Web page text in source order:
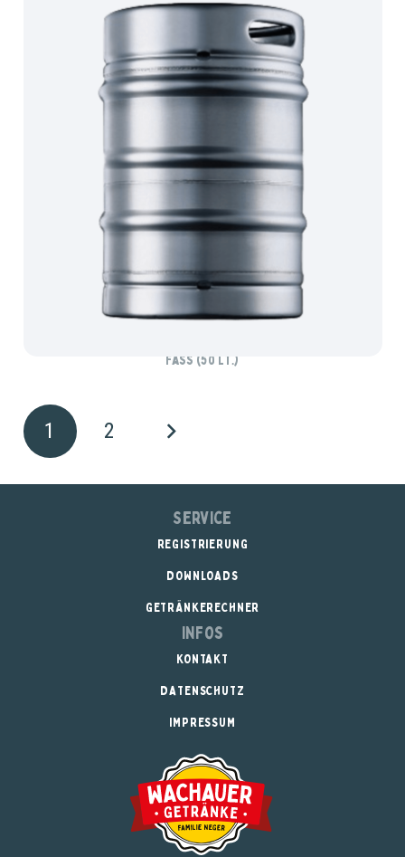
Fass (50 lt.)
1 2
Service
REGISTRIERUNG
DOWNLOADS
GETRÄNKERECHNER
Infos
KONTAKT
DATENSCHUTZ
IMPRESSUM